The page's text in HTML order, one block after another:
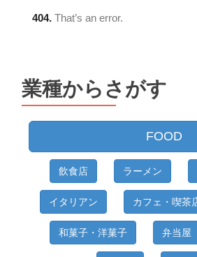
業種からさがす
FOOD
飲食店 ラーメン
イタリアン カフェ・喫茶
和菓子・洋菓子 弁当屋